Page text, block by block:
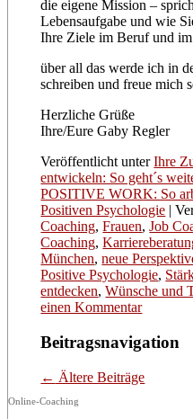
die eigene Mission –
Lebensaufgabe und wie
Ihre Ziele im Beruf und
über all das werde ich in
schreiben und freue mich
Herzliche Grüße
Ihre/Eure Gaby Regler
Veröffentlicht unter Ihre
entwickeln: So geht´s
POSITIVE WORK: So
Positiven Psychologie |
Coaching,Frauen,Job
Coaching,
München,neue
Positive Psychologie,
entdecken,Wünsche und
einen Kommentar
Beitragsnavigation
← Ältere Beiträge
Online-Coaching